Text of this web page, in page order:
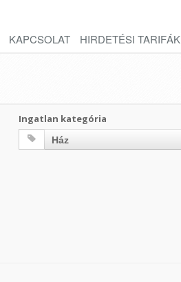
KAPCSOLAT HIRDETÉSI TARIFÁK
Ingatlan kategória
Ház